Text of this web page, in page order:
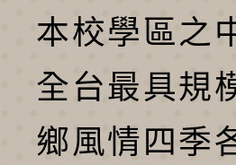
本校學區之
全台最具規
鄉風情四季